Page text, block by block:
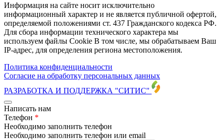
Информация на сайте носит исключительно
информационный характер и не является публичной офертой,
определяемой положениями ст. 437 Гражданского кодекса РФ.
Для сбора информации технического характера мы
используем файлы Cookie В том числе, мы обрабатываем Ваш
IP-адрес, для определения региона местоположения.
Политика конфиденциальности
Согласие на обработку персональных данных
РАЗРАБОТКА И ПОДДЕРЖКА "СИТИС"
Написать нам
Телефон *
Необходимо заполнить телефон
Необходимо заполнить телефон или email